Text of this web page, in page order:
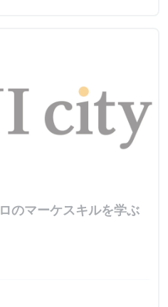
のマーケスキルを学ぶ